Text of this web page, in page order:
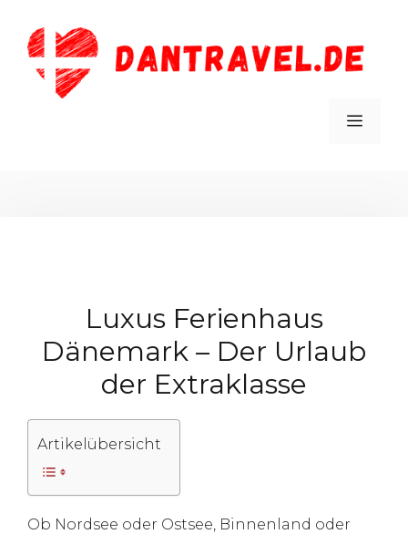
Inhalt
springen
Luxus Ferienhaus
Dänemark – Der Urlaub
der Extraklasse
Artikelübersicht
Ob Nordsee oder Ostsee, Binnenland oder